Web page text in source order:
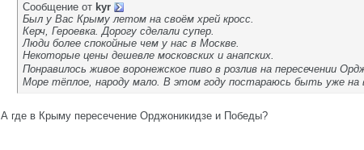
Сообщение от kyr
Был у Вас Крыму летом на своём хрей кросс.
Керч, Героевка. Дорогу сделали супер.
Люди более спокойные чем у нас в Москве.
Некоторые цены дешевле московских и анапских.
Понравилось живое воронежское пиво в розлив на пересечении
Море тёплое, народу мало. В этом году постараюсь быть уже на
А где в Крыму пересечение Орджоникидзе и Победы?